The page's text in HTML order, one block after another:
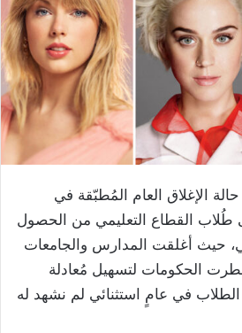
الإغلاق العام المُطبّقة في
طُلاب القطاع التعليمي من الحصول
حيث أغلقت المدارس والجامعات
الحكومات لتسهيل مُعادلة
في عامٍ استثنائي لم نشهد له